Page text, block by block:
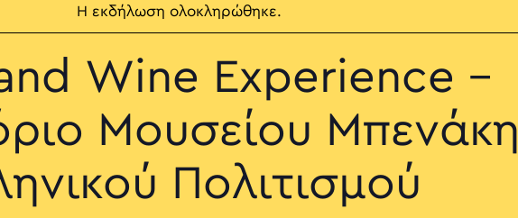
Η εκδήλωση ολοκληρώθηκε.
Wine Experience –
Μουσείου Μπενάκη
Πολιτισμού